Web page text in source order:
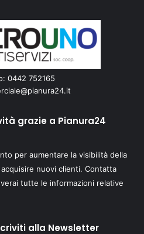
0442 752165
grazie a Pianura24
per aumentare la visibilità della
nuovi clienti. Contatta
tutte le informazioni relative
alla Newsletter